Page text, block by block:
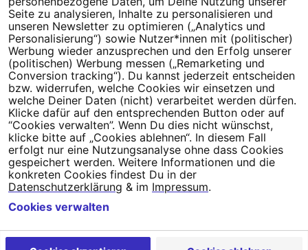
Dein Engagement macht den Unterschied. Schließe Dich 4,5
Millionen Menschen an.
Newsletter bestellen
Campact e.V.
IBAN DE95 2‍5‍1‍2 0‍5‍1‍0 6‍9‍8‍0 0‍0‍0‍0 0‍0
Direkt online spenden
Seite zu analysieren, Inhalte zu personalisieren und
unseren Newsletter zu optimieren („Analytics und
Personalisierung“) sowie Nutzer*innen mit (politischer)
Werbung wieder anzusprechen und den Erfolg unserer
(politischen) Werbung messen („Remarketing und
Conversion tracking“). Du kannst jederzeit entscheiden
bzw. widerrufen, welche Cookies wir einsetzen und
welche Deiner Daten (nicht) verarbeitet werden dürfen.
Klicke dafür auf den entsprechenden Button oder auf
“Cookies verwalten”. Wenn Du dies nicht wünschst,
klicke bitte auf „Cookies ablehnen“. In diesem Fall
erfolgt nur eine Nutzungsanalyse ohne dass Cookies
gespeichert werden. Weitere Informationen und die
konkreten Cookies findest Du in der
Datenschutzerklärung & im Impressum.
Cookies verwalten